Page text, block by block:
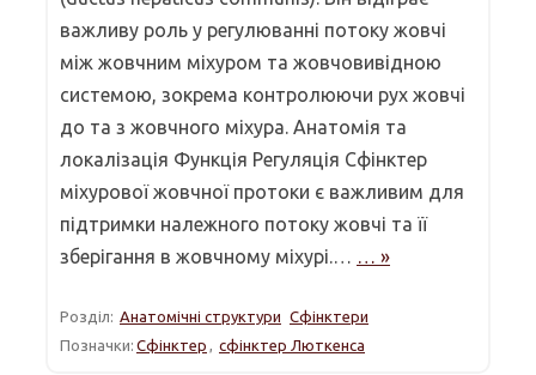
важливу роль у регулюванні потоку жовчі
між жовчним міхуром та жовчовивідною
системою, зокрема контролюючи рух жовчі
до та з жовчного міхура. Анатомія та
локалізація Функція Регуляція Сфінктер
міхурової жовчної протоки є важливим для
підтримки належного потоку жовчі та її
зберігання в жовчному міхурі.… … »
Розділ: Анатомічні структури Сфінктери
Позначки: Сфінктер , сфінктер Люткенса